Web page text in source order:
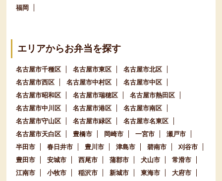
福岡
エリアからお弁当を探す
名古屋市千種区 名古屋市東区
名古屋市北区
名古屋市西区
名古屋市中村区
名古屋市中区
名古屋市昭和区
名古屋市瑞穂区
名古屋市熱田区
名古屋市中川区
名古屋市港区
名古屋市南区
名古屋市守山区
名古屋市緑区
名古屋市名東区
名古屋市天白区
豊橋市 岡崎市 一宮市
瀬戸市
半田市
春日井市 豊川市 津島市 碧南市
刈谷市
豊田市
安城市 西尾市 蒲郡市 犬山市
常滑市
江南市
小牧市 稲沢市 新城市 東海市
大府市